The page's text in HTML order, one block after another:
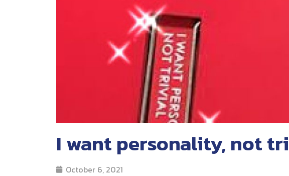
I want personality, not
October 6, 2021